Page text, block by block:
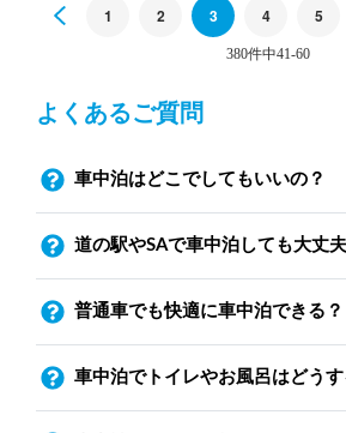
Previous
1 2 3 4 5
380件中41-60
よくあるご質問
車中泊はどこでしてもいいの？
道の駅やSAで車中泊しても大丈
普通車でも快適に車中泊できる？
車中泊でトイレやお風呂はどうす